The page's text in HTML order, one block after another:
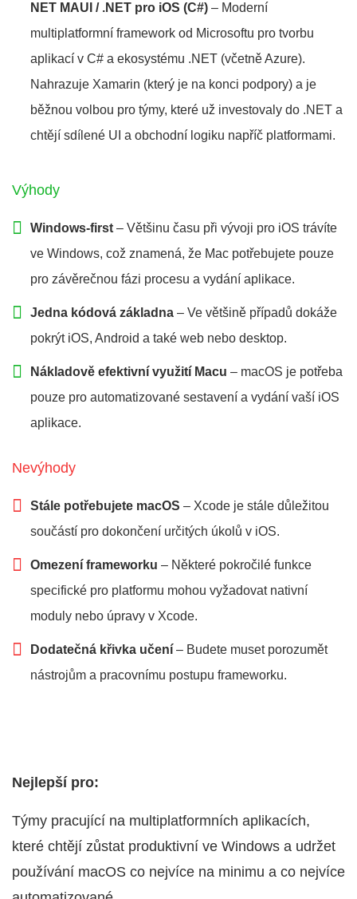
NET MAUI / .NET pro iOS (C#) – Moderní
multiplatformní framework od Microsoftu pro tvorbu
aplikací v C# a ekosystému .NET (včetně Azure).
Nahrazuje Xamarin (který je na konci podpory) a je
běžnou volbou pro týmy, které už investovaly do .NET a
chtějí sdílené UI a obchodní logiku napříč platformami.
Výhody
Windows-first – Většinu času při vývoji pro iOS trávíte
ve Windows, což znamená, že Mac potřebujete pouze
pro závěrečnou fázi procesu a vydání aplikace.
Jedna kódová základna – Ve většině případů dokáže
pokrýt iOS, Android a také web nebo desktop.
Nákladově efektivní využití Macu – macOS je potřeba
pouze pro automatizované sestavení a vydání vaší iOS
aplikace.
Nevýhody
Stále potřebujete macOS – Xcode je stále důležitou
součástí pro dokončení určitých úkolů v iOS.
Omezení frameworku – Některé pokročilé funkce
specifické pro platformu mohou vyžadovat nativní
moduly nebo úpravy v Xcode.
Dodatečná křivka učení – Budete muset porozumět
nástrojům a pracovnímu postupu frameworku.
Nejlepší pro:
Týmy pracující na multiplatformních aplikacích,
které chtějí zůstat produktivní ve Windows a udržet
používání macOS co nejvíce na minimu a co nejvíce